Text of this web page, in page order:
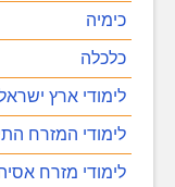
כימיה
כלכלה
לימודי ארץ
לימודי המזרח
לימודי מזרח